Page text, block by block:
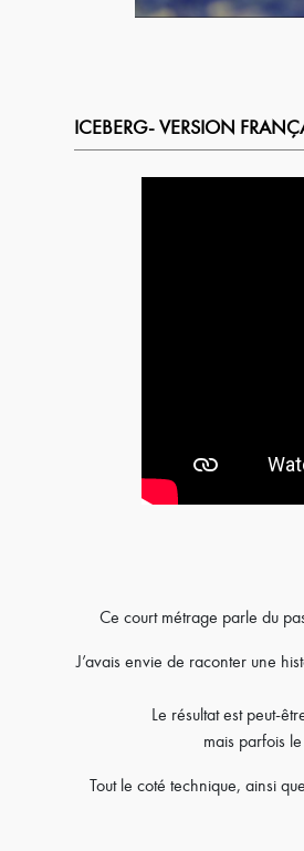
ICEBERG- VERSION
Ce court métrage parle du
J’avais envie de raconter une
Le résultat est peut-
mais parfois
Tout le coté technique, ainsi